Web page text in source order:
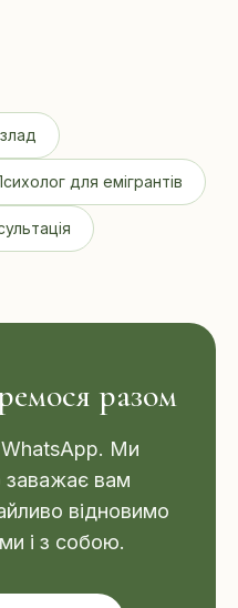
для емігрантів
разом
WhatsApp. Ми
заважає вам
відновимо
і з собою.